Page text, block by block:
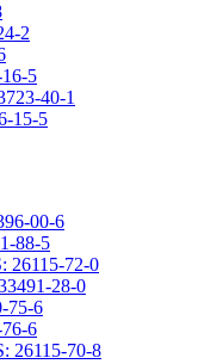
2
5
40-1
15-5
00-6
88-5
26115-72-0
28-0
75-6
6
26115-70-8